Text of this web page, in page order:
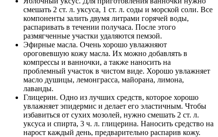
смешать 2 ст. л. уксуса, 1 ст. л. соды и морской соли. Все
компоненты залить двумя литрами горячей воды,
распаривать в течении получаса. После этого
размягченные участки удаляются пемзой.
Эфирные масла. Очень хорошо увлажняют
ороговевшую кожу масла. Их можно добавлять в
компрессы и ванночки, а также наносить на
проблемный участок в чистом виде. Хорошо увлажняет
масло душицы, лемонграсса, майорана, лимона,
лаванды.
Глицерин. Одно из лучших средств, которое хорошо
увлажняет эпидермис и делает его эластичным. Чтобы
избавиться от сухих мозолей, нужно смешать 2 ст. л.
уксуса и спирта, 3 ч. л. глицерина. Наносить средство на
нарост каждый день, предварительно распарив кожу.